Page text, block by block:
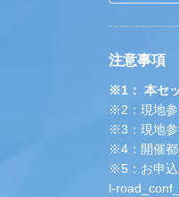
注意事項
※1： 本セ
※2：現地参
※3：現地参
※4：開催都
※5：お申込
l-